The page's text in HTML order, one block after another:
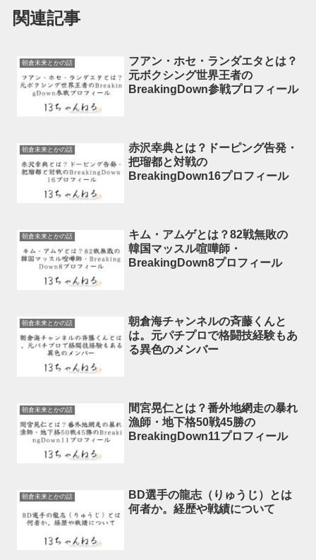
関連記事
朝倉未来とかの話
フアン・ホセ・ランダエタとは？
元ボクシング世界王者の
BreakingDown参戦プロフィール
朝倉未来とかの話
赤沢幸典とは？ドーピング告発・
把瑠都と対戦の
BreakingDown16プロフィール
朝倉未来とかの話
キム・アムゲとは？82戦無敗の
韓国マッスル喧嘩師・
BreakingDown8プロフィール
朝倉未来とかの話
朝倉海チャンネルの斉藤くんと
は。元パチプロで格闘技経験もあ
る異色のメンバー
朝倉未来とかの話
間宮晃仁とは？番外地網走の暴れ
漁師・地下格50戦45勝の
BreakingDown11プロフィール
朝倉未来とかの話
BD選手の龍志（りゅうじ）とは
何者か。経歴や戦績について